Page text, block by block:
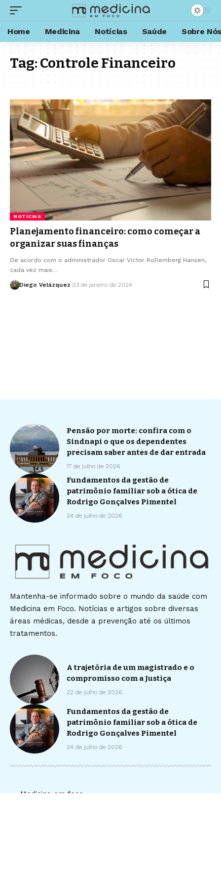
Home Medicina Notícias Saúde Sobre
Tag:Controle Financeiro
NOTÍCIAS
Planejamento financeiro: como começar a
organizar suas finanças
De acordo com o administrador Oscar Victor Rollemberg Hansen,
cada vez mais…
Diego Velázquez 23 de janeiro de 2024
Pensão por morte: confira com o
Sindnapi o que os dependentes
precisam saber antes de dar entrada
17 de julho de 2026
Fundamentos da gestão de
patrimônio familiar sob a ótica de
Rodrigo Gonçalves Pimentel
24 de julho de 2026
Mantenha-se informado sobre o mundo da saúde com
Medicina em Foco. Notícias e artigos sobre diversas
áreas médicas, desde a prevenção até os últimos
tratamentos.
A trajetória de um magistrado e o
compromisso com a Justiça
22 de julho de 2026
Fundamentos da gestão de
patrimônio familiar sob a ótica de
Rodrigo Gonçalves Pimentel
24 de julho de 2026
Medicina em foco –